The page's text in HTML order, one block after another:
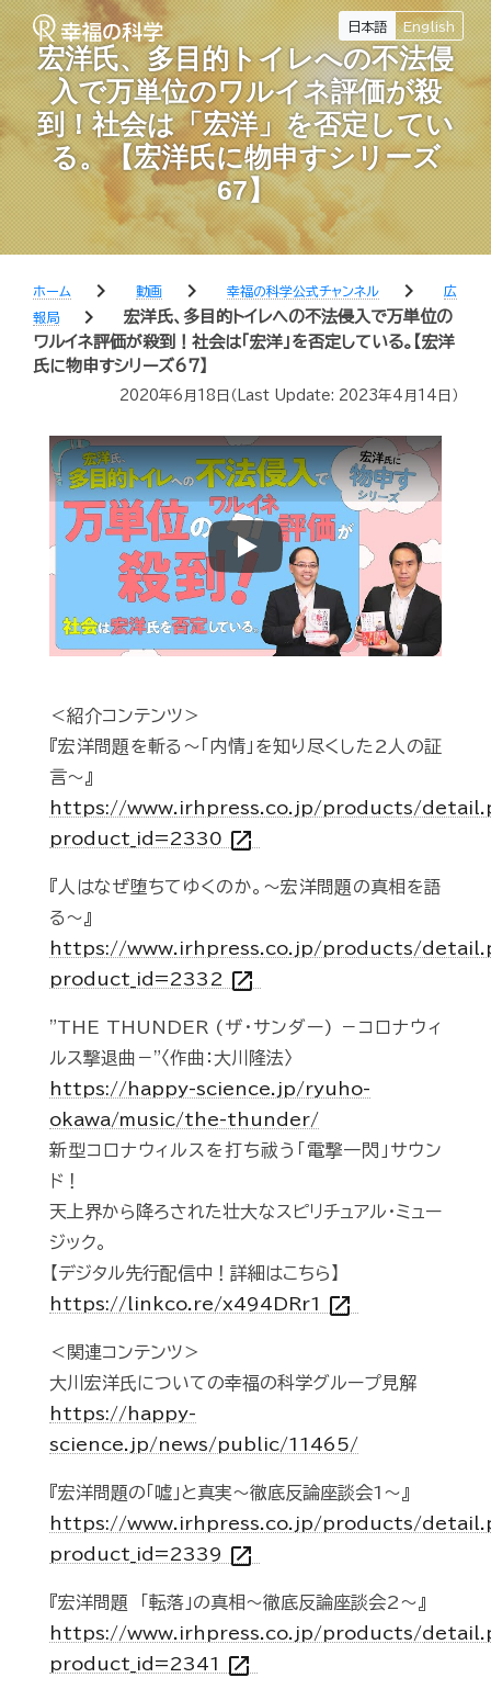
日本語 English
宏洋氏、多目的トイレへの不法侵
入で万単位のワルイネ評価が殺
到！社会は「宏洋」を否定してい
る。【宏洋氏に物申すシリーズ
67】
ホーム chevron_right 動画 chevron_right 幸福の科学公式チャンネル chevron_right
広
報局
chevron_right
宏洋氏、多目的トイレへの不法侵入で万単位の
ワルイネ評価が殺到！社会は「宏洋」を否定している。【宏洋
氏に物申すシリーズ67】
2020年6月18日 （Last Update: 2023年4月14日 ）
Play
＜紹介コンテンツ＞
『宏洋問題を斬る～「内情」を知り尽くした2人の証
言～』
https://www.irhpress.co.jp/products/
product_id=2330 open_in_new
『人はなぜ堕ちてゆくのか。～宏洋問題の真相を語
る～』
https://www.irhpress.co.jp/products/
product_id=2332 open_in_new
"THE THUNDER (ザ・サンダー) －コロナウィ
ルス撃退曲－"〈作曲：大川隆法〉
https://happy-science.jp/ryuho-
okawa/music/the-thunder/
新型コロナウィルスを打ち祓う「電撃一閃」サウン
ド！
天上界から降ろされた壮大なスピリチュアル・ミュー
ジック。
【デジタル先行配信中！詳細はこちら】
https://linkco.re/x494DRr1 open_in_new
＜関連コンテンツ＞
大川宏洋氏についての幸福の科学グループ見解
https://happy-
science.jp/news/public/11465/
『宏洋問題の「嘘」と真実～徹底反論座談会1～』
https://www.irhpress.co.jp/products/
product_id=2339 open_in_new
『宏洋問題 「転落」の真相～徹底反論座談会2～』
https://www.irhpress.co.jp/products/
product_id=2341 open_in_new